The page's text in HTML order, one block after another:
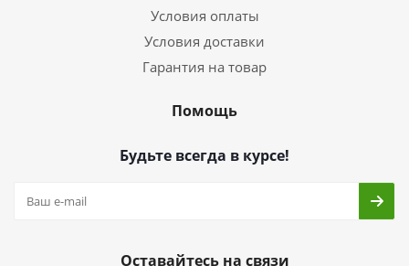
Условия оплаты
Условия доставки
Гарантия на товар
Помощь
Будьте всегда в курсе!
Оставайтесь на связи